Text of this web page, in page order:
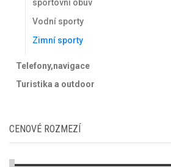
sportovní obuv
Vodní sporty
Zimní sporty
Telefony,navigace
Turistika a outdoor
CENOVÉ ROZMEZÍ